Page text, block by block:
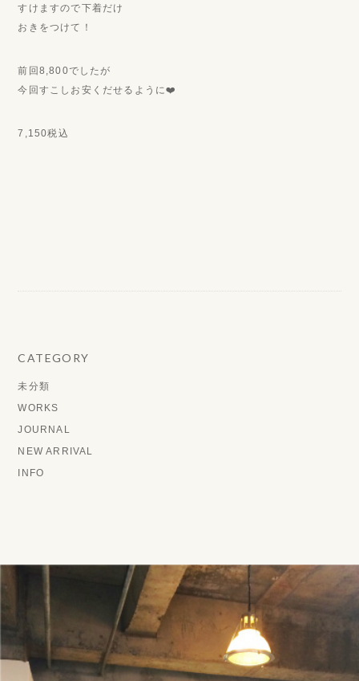
すけますので下着だけ
おきをつけて！
前回8,800でしたが
今回すこしお安くだせるように❤️
7,150税込
CATEGORY
未分類
WORKS
JOURNAL
NEW ARRIVAL
INFO